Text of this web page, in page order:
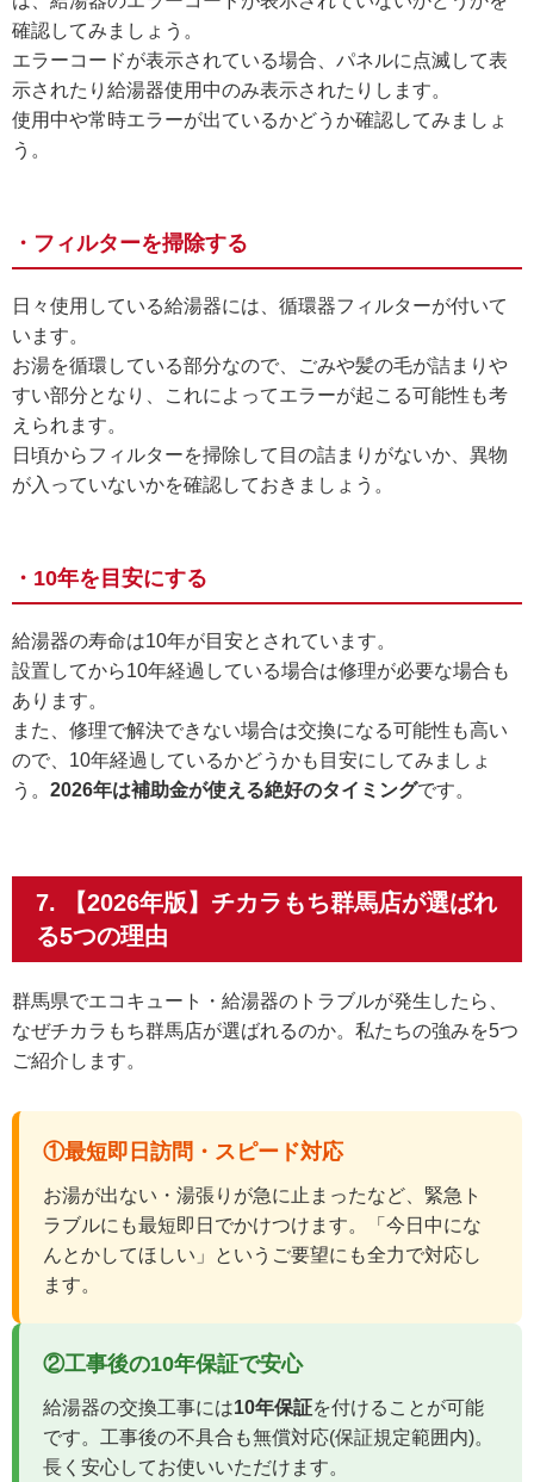
確認してみましょう。
エラーコードが表示されている場合、パネルに点滅して表
示されたり給湯器使用中のみ表示されたりします。
使用中や常時エラーが出ているかどうか確認してみましょ
う。
・フィルターを掃除する
日々使用している給湯器には、循環器フィルターが付いて
います。
お湯を循環している部分なので、ごみや髪の毛が詰まりや
すい部分となり、これによってエラーが起こる可能性も考
えられます。
日頃からフィルターを掃除して目の詰まりがないか、異物
が入っていないかを確認しておきましょう。
・10年を目安にする
給湯器の寿命は10年が目安とされています。
設置してから10年経過している場合は修理が必要な場合も
あります。
また、修理で解決できない場合は交換になる可能性も高い
ので、10年経過しているかどうかも目安にしてみましょ
う。 2026年は補助金が使える絶好のタイミングです。
7. 【2026年版】チカラもち群馬店が選ばれ
る5つの理由
群馬県でエコキュート・給湯器のトラブルが発生したら、
なぜチカラもち群馬店が選ばれるのか。私たちの強みを5つ
ご紹介します。
①最短即日訪問・スピード対応
お湯が出ない・湯張りが急に止まったなど、緊急ト
ラブルにも最短即日でかけつけます。「今日中にな
んとかしてほしい」というご要望にも全力で対応し
ます。
②工事後の10年保証で安心
給湯器の交換工事には10年保証を付けることが可能
です。工事後の不具合も無償対応(保証規定範囲内)。
長く安心してお使いいただけます。